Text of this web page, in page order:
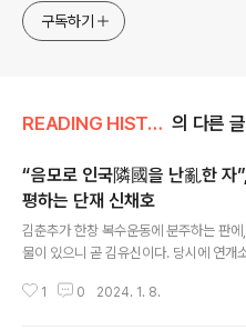
approach will be to resist any
generalized viewpoint
구독하기
READING HISTORY 의 다른 글
“음모로 인국隣國을 난亂한 자
평하는 단재 신채호
김춘추가 한창 복수운동에 분주하는 판
물이 있으니 곧 김유신이다. 당시에 연개
면, 김유신은 곧 신라의 대표인물이라 할
1 0 2024. 1. 8.